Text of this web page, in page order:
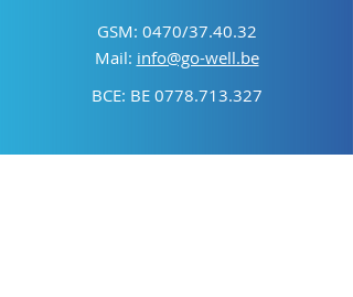
GSM: 0470/37.40.32
Mail: info@go-well.be
BCE: BE 0778.713.327